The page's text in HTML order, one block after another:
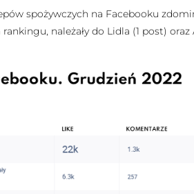
spożywczych na Facebooku
należały do Lidla (1 post) oraz